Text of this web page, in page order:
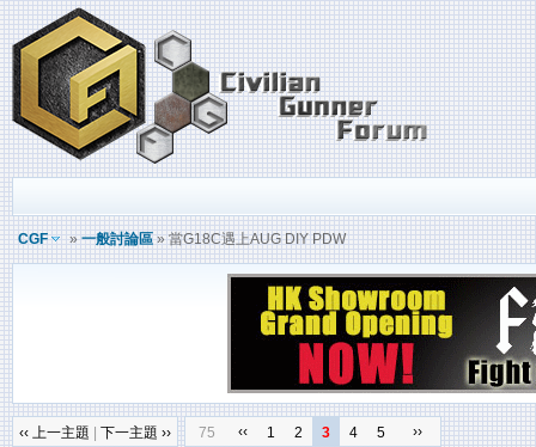
CGF »一般討論區» 當G18C遇上AUG DIY PDW
‹‹ 上一主題 下一主題 ›› 75 ‹‹ 1 2 3 4 5 ››